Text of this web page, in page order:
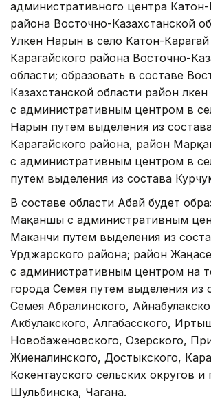
административного центра Катон-
района Восточно-Казахстанской
Улкен Нарын в село Катон-
Карагайского района Восточно-
области; образовать в составе
Казахстанской области район
с административным центром в
Нарын путем выделения из
Карагайского района, район
с административным центром в
путем выделения из состава
В составе области Абай будет
Мақаншы с административным
Маканчи путем выделения из
Урджарского района; район
с административным центром на
города Семея путем выделения из
Семея Абралинского,
Акбулакского, Алгабасского,
Новобаженовского, Озерского,
Жиеналинского, Достыкского,
Кокентауского сельских округов и
Шульбинска, Чагана.